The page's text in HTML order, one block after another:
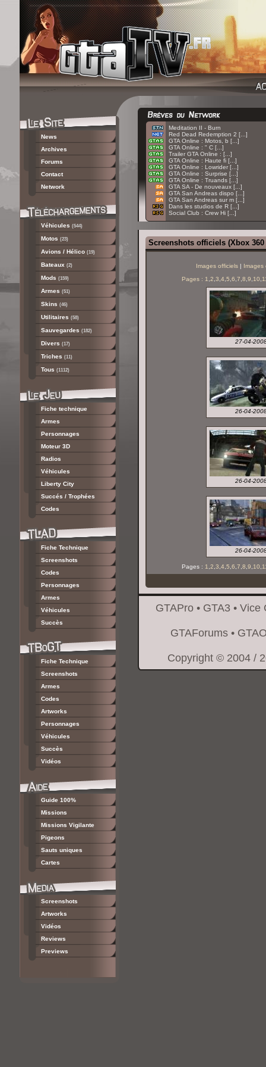
News
Archives
Forums
Contact
Network
Véhicules (544)
Motos (23)
Avions / Hélico (19)
Bateaux (2)
Mods (159)
Armes (51)
Skins (46)
Utilitaires (58)
Sauvegardes (182)
Divers (17)
Triches (11)
Tous (1112)
Fiche technique
Armes
Personnages
Moteur 3D
Radios
Véhicules
Liberty City
Succés / Trophées
Codes
Fiche Technique
Screenshots
Codes
Personnages
Armes
Véhicules
Succès
Fiche Technique
Screenshots
Armes
Codes
Artworks
Personnages
Véhicules
Succès
Vidéos
Guide 100%
Missions
Missions Vigilante
Pigeons
Sauts uniques
Cartes
Screenshots
Artworks
Vidéos
Reviews
Previews
Meditation II - Burn
Red Dead Redemption 2 [...]
GTA Online : Motos, b [...]
GTA Online : " C [...]
Trailer GTA Online : [...]
GTA Online : Haute fi [...]
GTA Online : Lowrider [...]
GTA Online : Surprise [...]
GTA Online : Truands [...]
GTA SA - De nouveaux [...]
GTA San Andreas dispo [...]
GTA San Andreas sur m [...]
Dans les studios de R [...]
Social Club : Crew Hi [...]
Screenshots officiels (Xbox 360
Images officiels| Images
Pages : 1 2 3 4 5 6 7 8 9 10
27-04-
26-04-
26-04-
26-04-
Pages : 1 2 3 4 5 6 7 8 9 10
GTAPro • GTA3 • Vice
GTAForums •
Copyright © 2004 /